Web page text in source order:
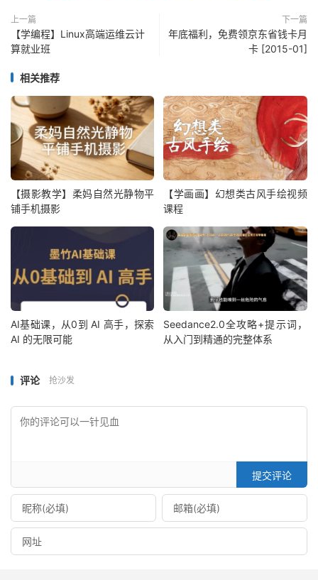
上一篇
【学编程】Linux高端运维云计
算就业班
下一篇
年底福利，免费领京东省钱卡月
卡 [2015-01]
相关推荐
【摄影教学】柔妈自然光静物平
铺手机摄影
【学画画】幻想类古风手绘视频
课程
AI基础课，从0到 AI 高手，探索
AI 的无限可能
Seedance2.0全攻略+提示词，
从入门到精通的完整体系
评论 抢沙发
提交评论